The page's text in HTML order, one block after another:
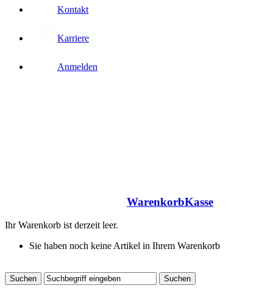
Kontakt
Karriere
Anmelden
WarenkorbKasse
Ihr Warenkorb ist derzeit leer.
Sie haben noch keine Artikel in Ihrem Warenkorb